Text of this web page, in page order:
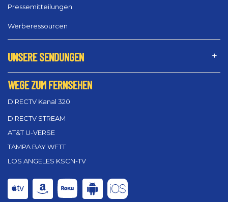
Pressemitteilungen
Werberessourcen
UNSERE SENDUNGEN
WEGE ZUM FERNSEHEN
DIRECTV Kanal 320
DIRECTV STREAM
AT&T U-VERSE
TAMPA BAY WFTT
LOS ANGELES KSCN-TV